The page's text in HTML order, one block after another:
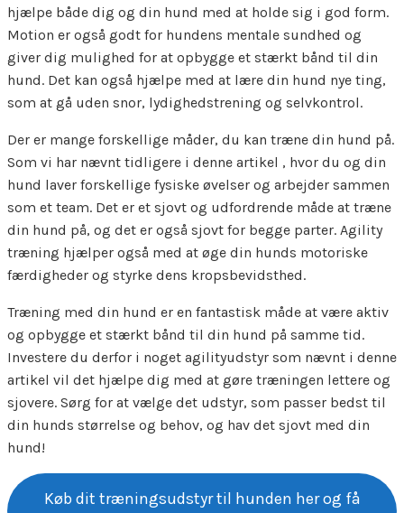
hjælpe både dig og din hund med at holde sig i god form.
Motion er også godt for hundens mentale sundhed og
giver dig mulighed for at opbygge et stærkt bånd til din
hund. Det kan også hjælpe med at lære din hund nye ting,
som at gå uden snor, lydighedstrening og selvkontrol.
Der er mange forskellige måder, du kan træne din hund på.
Som vi har nævnt tidligere i denne artikel , hvor du og din
hund laver forskellige fysiske øvelser og arbejder sammen
som et team. Det er et sjovt og udfordrende måde at træne
din hund på, og det er også sjovt for begge parter. Agility
træning hjælper også med at øge din hunds motoriske
færdigheder og styrke dens kropsbevidsthed.
Træning med din hund er en fantastisk måde at være aktiv
og opbygge et stærkt bånd til din hund på samme tid.
Investere du derfor i noget agilityudstyr som nævnt i denne
artikel vil det hjælpe dig med at gøre træningen lettere og
sjovere. Sørg for at vælge det udstyr, som passer bedst til
din hunds størrelse og behov, og hav det sjovt med din
hund!
Køb dit træningsudstyr til hunden her og få